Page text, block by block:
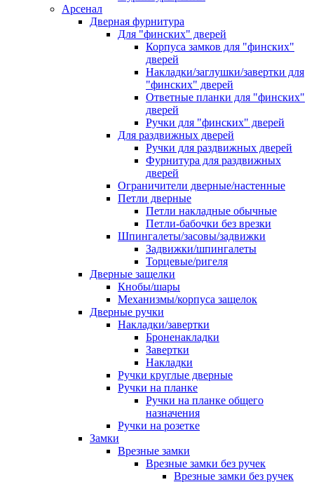
Арсенал
Дверная фурнитура
Для "финских" дверей
Корпуса замков для "финских"
дверей
Накладки/заглушки/завертки для
"финских" дверей
Ответные планки для "финских"
дверей
Ручки для "финских" дверей
Для раздвижных дверей
Ручки для раздвижных дверей
Фурнитура для раздвижных
дверей
Ограничители дверные/настенные
Петли дверные
Петли накладные обычные
Петли-бабочки без врезки
Шпингалеты/засовы/задвижки
Задвижки/шпингалеты
Торцевые/ригеля
Дверные защелки
Кнобы/шары
Механизмы/корпуса защелок
Дверные ручки
Накладки/завертки
Броненакладки
Завертки
Накладки
Ручки круглые дверные
Ручки на планке
Ручки на планке общего
назначения
Ручки на розетке
Замки
Врезные замки
Врезные замки без ручек
Врезные замки без ручек